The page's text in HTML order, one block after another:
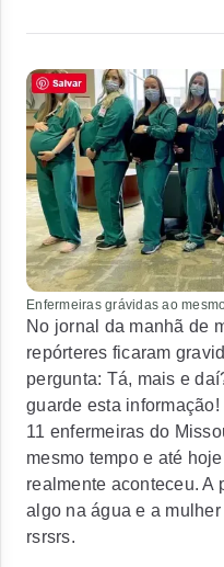
Enfermeiras grávidas ao
No jornal da manhã de
repórteres ficaram
pergunta: Tá, mais e
guarde esta
11 enfermeiras do
mesmo tempo e até
realmente aconteceu. A
algo na água e a
rsrsrs.